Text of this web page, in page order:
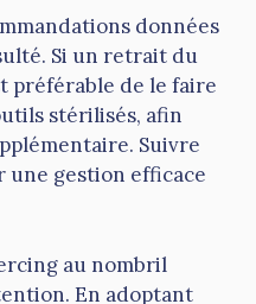
données
Si un retrait du
préférable de le faire
stérilisés, afin
Suivre
une gestion efficace
au nombril
En adoptant